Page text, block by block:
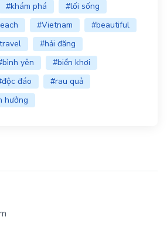
#khám phá
#lối sống
#Vietnam
#beautiful
#hải đăng
yên
#biển khơi
đáo
#rau quả
hưởng